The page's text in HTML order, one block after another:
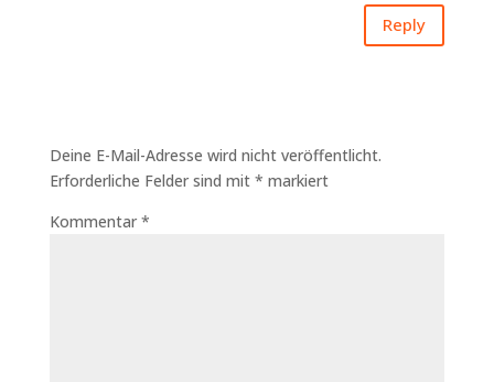
Reply
Deine E-Mail-Adresse wird nicht veröffentlicht.
Erforderliche Felder sind mit * markiert
Kommentar *